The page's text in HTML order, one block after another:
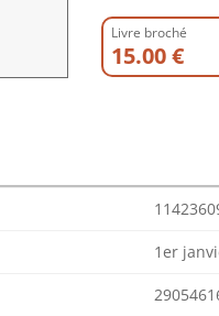
Livre broché
15.00 €
1er